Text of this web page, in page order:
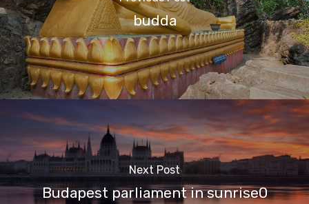
budda
Next Post
Budapest parliament in sunrise0